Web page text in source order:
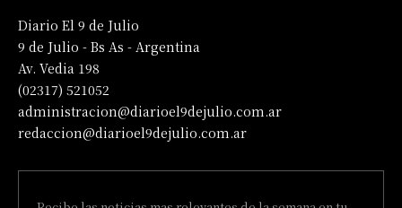
Diario El 9 de Julio
9 de Julio - Bs As - Argentina
Av. Vedia 198
(02317) 521052
administracion@diarioel9dejulio.com.ar
redaccion@diarioel9dejulio.com.ar